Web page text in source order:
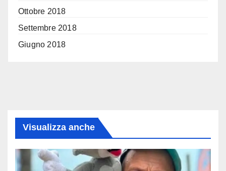
Ottobre 2018
Settembre 2018
Giugno 2018
Visualizza anche